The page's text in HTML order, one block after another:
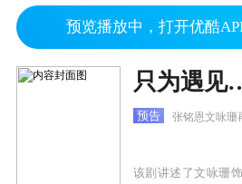
预览播放中，打开优酷
只为遇
预告 张铭恩文咏珊
该剧讲述了文咏珊